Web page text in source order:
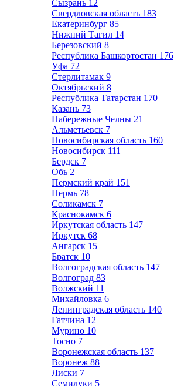
Сызрань 12
Свердловская область 183
Екатеринбург 85
Нижний Тагил 14
Березовский 8
Республика Башкортостан 176
Уфа 72
Стерлитамак 9
Октябрьский 8
Республика Татарстан 170
Казань 73
Набережные Челны 21
Альметьевск 7
Новосибирская область 160
Новосибирск 111
Бердск 7
Обь 2
Пермский край 151
Пермь 78
Соликамск 7
Краснокамск 6
Иркутская область 147
Иркутск 68
Ангарск 15
Братск 10
Волгоградская область 147
Волгоград 83
Волжский 11
Михайловка 6
Ленинградская область 140
Гатчина 12
Мурино 10
Тосно 7
Воронежская область 137
Воронеж 88
Лиски 7
Семилуки 5